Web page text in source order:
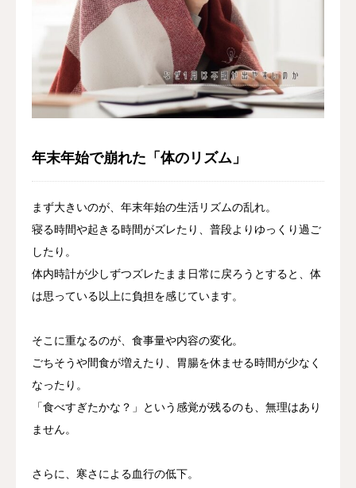
年末年始で崩れた「体のリズム」
まず大きいのが、年末年始の生活リズムの乱れ。
寝る時間や起きる時間がズレたり、普段よりゆっくり過ご
したり。
体内時計が少しずつズレたまま日常に戻ろうとすると、体
は思っている以上に負担を感じています。
そこに重なるのが、食事量や内容の変化。
ごちそうや間食が増えたり、胃腸を休ませる時間が少なく
なったり。
「食べすぎたかな？」という感覚が残るのも、無理はあり
ません。
さらに、寒さによる血行の低下。